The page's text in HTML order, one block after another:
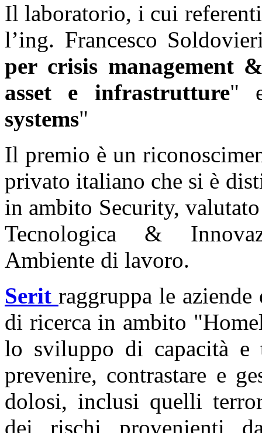
Il laboratorio, i cui
l’ing. Francesco
per crisis management
asset e infrastrutture"
systems"
Il premio è un
privato italiano che si è
in ambito Security,
Tecnologica &
Ambiente di lavoro.
Serit raggruppa le
di ricerca in ambito
lo sviluppo di capacità e
prevenire, contrastare e
dolosi, inclusi quelli
dei rischi provenienti